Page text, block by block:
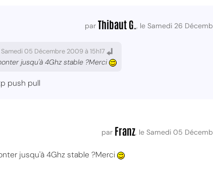
par Thibaut G. , le Samedi 26
Samedi 05 Décembre 2009 à 15h17
jusqu'à 4Ghz stable ?Merci
push pull
par Franz, le Samedi 05
jusqu'à 4Ghz stable ?Merci